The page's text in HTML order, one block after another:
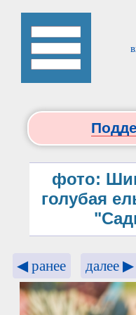
фото:
голубая
◀ ранее далее ▶